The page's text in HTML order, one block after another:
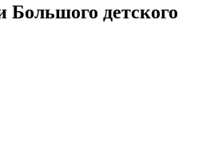
Большого детского